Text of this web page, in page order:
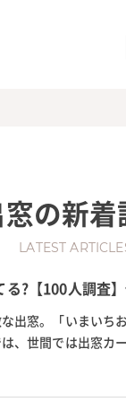
の新着
LATEST
?【100人調査
出窓。「いまいち
、世間では出窓カ
ープカーテンやフ